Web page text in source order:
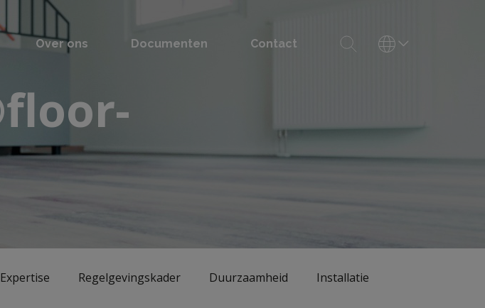
Over ons Documenten Contact
Expertise Regelgevingskader Duurzaamheid Installatie